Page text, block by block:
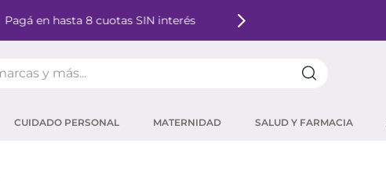
Pagá en hasta 8 cuotas SIN interés
CUIDADO PERSONAL MATERNIDAD SALUD Y FARMACIA